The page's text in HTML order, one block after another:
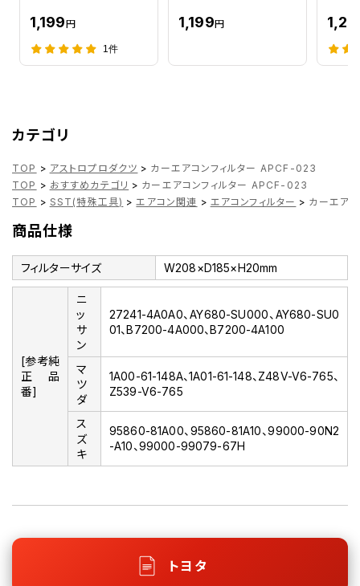
1,199円
1件
1,199円
カテゴリ
TOP > アストロプロダクツ > カーエアコンフィルター APCF-023
TOP > おすすめカテゴリ > カーエアコンフィルター APCF-023
TOP > SST(特殊工具) > エアコン関連 > エアコンフィルター > カーエア
商品仕様
フィルターサイズ W208×D185×H20mm
[参考純
正品
番]
ニ
ッ
サ
ン
27241-4A0A0、AY680-SU000、AY680-SU0
01、B7200-4A000、B7200-4A100
マ
ツ
ダ
1A00-61-148A、1A01-61-148、Z48V-V6-765、
Z539-V6-765
ス
ズ
キ
95860-81A00、95860-81A10、99000-90N2
-A10、99000-99079-67H
トヨタ